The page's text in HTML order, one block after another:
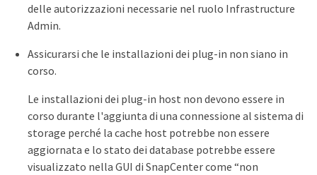
delle autorizzazioni necessarie nel ruolo Infrastructure
Admin.
Assicurarsi che le installazioni dei plug-in non siano in
corso.
Le installazioni dei plug-in host non devono essere in
corso durante l'aggiunta di una connessione al sistema di
storage perché la cache host potrebbe non essere
aggiornata e lo stato dei database potrebbe essere
visualizzato nella GUI di SnapCenter come “non